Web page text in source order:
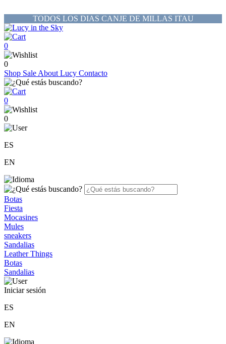
TODOS LOS DIAS CANJE DE MILLAS ITAU
0
0
Shop Sale About Lucy Contacto
0
0
ES
EN
Botas
Fiesta
Mocasines
Mules
sneakers
Sandalias
Leather Things
Botas
Sandalias
Iniciar sesión
ES
EN